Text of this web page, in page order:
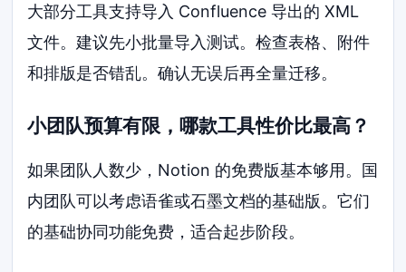
大部分工具支持导入 Confluence 导出的 XML
文件。建议先小批量导入测试。检查表格、附件
和排版是否错乱。确认无误后再全量迁移。
小团队预算有限，哪款工具性价比最高？
如果团队人数少，Notion 的免费版基本够用。国
内团队可以考虑语雀或石墨文档的基础版。它们
的基础协同功能免费，适合起步阶段。